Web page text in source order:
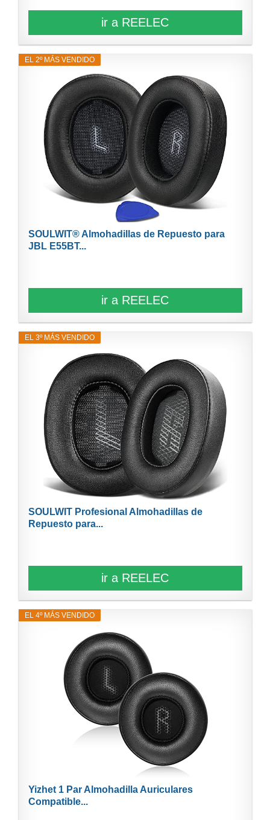
ir a REELEC
EL 2º MÁS VENDIDO
SOULWIT® Almohadillas de Repuesto para
JBL E55BT...
ir a REELEC
EL 3º MÁS VENDIDO
SOULWIT Profesional Almohadillas de
Repuesto para...
ir a REELEC
EL 4º MÁS VENDIDO
Yizhet 1 Par Almohadilla Auriculares
Compatible...